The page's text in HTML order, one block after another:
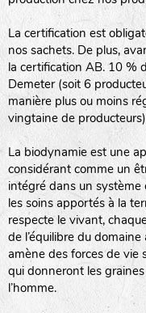
La certification est
nos sachets. De plus,
la certification AB. 10 %
Demeter (soit 6
manière plus ou moins
vingtaine de
La biodynamie est une
considérant comme un
intégré dans un système
les soins apportés à la
respecte le vivant,
de l’équilibre du
amène des forces de vie
qui donneront les
l’homme.
tas de compost
fleurs
animaux
animaux